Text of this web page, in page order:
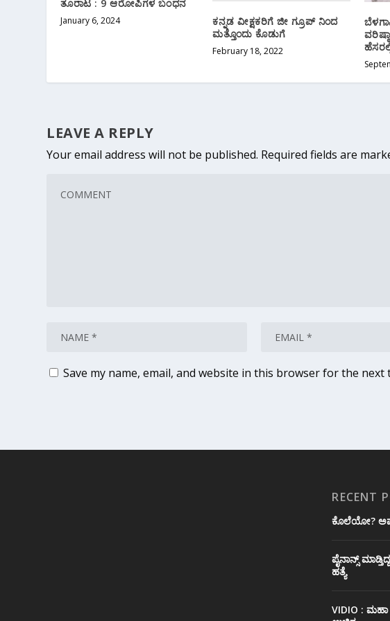
ತೂರಾಟ : 9 ಆರೋಪಿಗಳ ಬಂಧನ
January 6, 2024
ಕನ್ನಡ ವೀಕ್ಷಕರಿಗೆ ಜೀ ಗ್ರೂಪ್‌ ನಿಂದ
ಮತ್ತೊಂದು ಕೊಡುಗೆ
February 18, 2022
LEAVE A REPLY
Your email address will not be published. Required fields are
Save my name, email, and website in this browser for the next
RECENT
ಕೊಲೆಯೋ?
ಪೈನಾನ್ಸ್
ಹತ್ಯೆ
VIDIO :